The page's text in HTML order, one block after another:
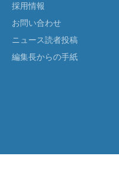
採用情報
お問い合わせ
ニュース読者投稿
編集長からの手紙